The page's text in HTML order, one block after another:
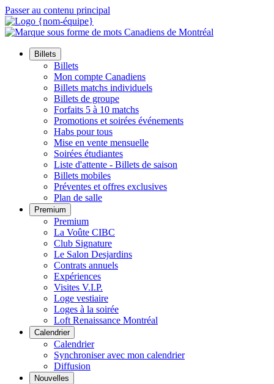
Passer au contenu principal
Billets
Billets
Mon compte Canadiens
Billets matchs individuels
Billets de groupe
Forfaits 5 à 10 matchs
Promotions et soirées événements
Habs pour tous
Mise en vente mensuelle
Soirées étudiantes
Liste d'attente - Billets de saison
Billets mobiles
Préventes et offres exclusives
Plan de salle
Premium
Premium
La Voûte CIBC
Club Signature
Le Salon Desjardins
Contrats annuels
Expériences
Visites V.I.P.
Loge vestiaire
Loges à la soirée
Loft Renaissance Montréal
Calendrier
Calendrier
Synchroniser avec mon calendrier
Diffusion
Nouvelles